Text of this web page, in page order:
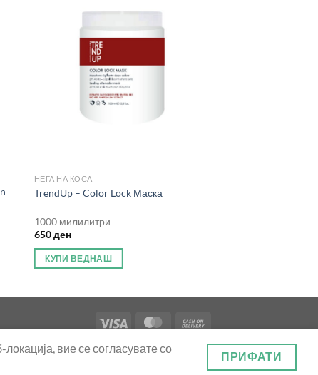
НЕГА НА КОСА
TrendUp – Color Lock Маска
1000 милилитри
650ден
КУПИ ВЕДНАШ
вие се согласувате со
ПРИФАТИ